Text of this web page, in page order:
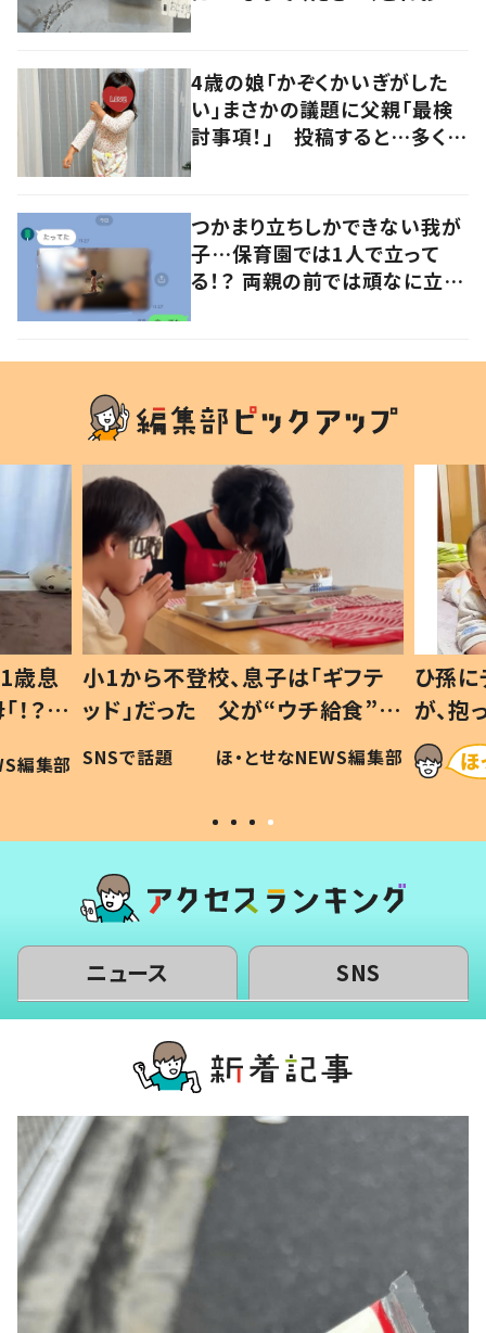
4歳の娘「かぞくかいぎがした
い」まさかの議題に父親「最検
討事項！」 投稿すると…多くの
つかまり立ちしかできない我が
子…保育園では1人で立って
る！？ 両親の前では頑なに立た
歳息
？」
編集部
小1から不登校、息子は「ギフテ
ッド」だった 父が“ウチ給食”を
作り続ける理由とは #令和の親
#令和の子
SNSで話題 ほ・とせなNEWS編集部
ひ孫
が、
「涙が
い」
ニュース SNS